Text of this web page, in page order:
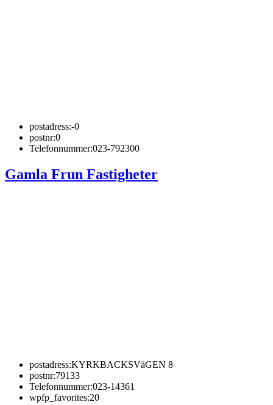
postadress:-0
postnr:0
Telefonnummer:023-792300
Gamla Frun Fastigheter
postadress:KYRKBACKSVäGEN 8
postnr:79133
Telefonnummer:023-14361
wpfp_favorites:20